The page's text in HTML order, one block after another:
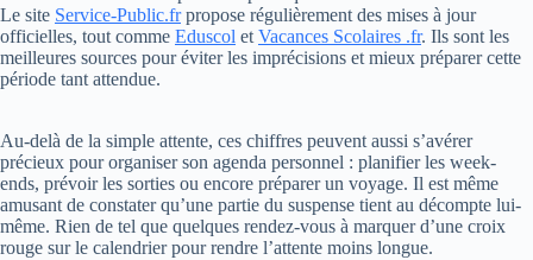
Le site Service-Public.frpropose régulièrement des mises à jour
officielles, tout comme Eduscol et Vacances Scolaires .fr. Ils sont les
meilleures sources pour éviter les imprécisions et mieux préparer cette
période tant attendue.
Au-delà de la simple attente, ces chiffres peuvent aussi s’avérer
précieux pour organiser son agenda personnel : planifier les week-
ends, prévoir les sorties ou encore préparer un voyage. Il est même
amusant de constater qu’une partie du suspense tient au décompte lui-
même. Rien de tel que quelques rendez-vous à marquer d’une croix
rouge sur le calendrier pour rendre l’attente moins longue.